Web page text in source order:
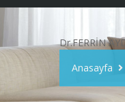
Dr.FERRİN
Anasayfa